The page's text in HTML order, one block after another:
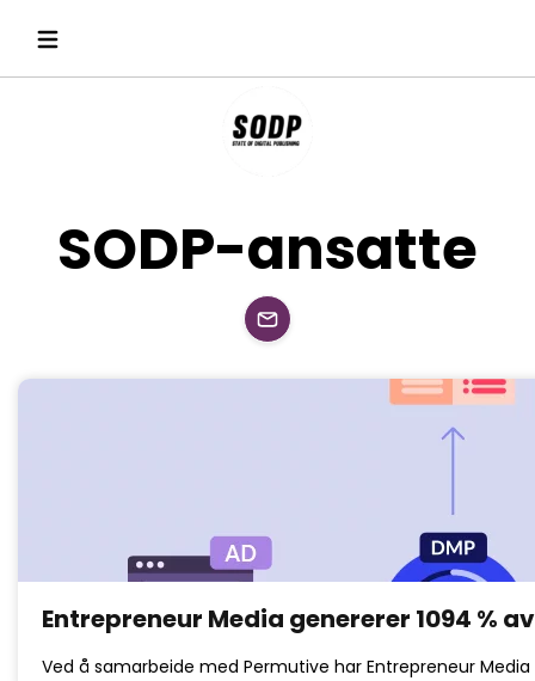
SODP-ansatte
Entrepreneur Media genererer 1094 %
Ved å samarbeide med Permutive har Entrepreneur